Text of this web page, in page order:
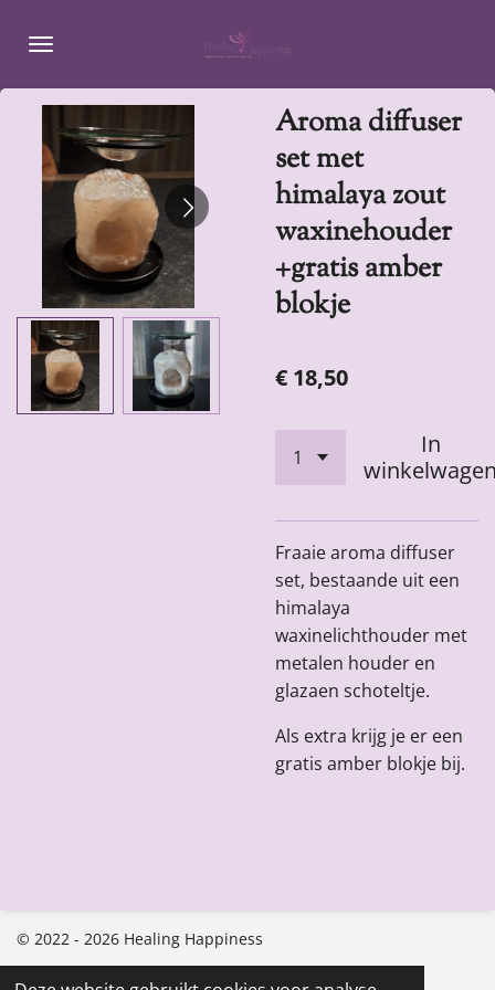
direct
hoofdinhoud
Aroma diffuser
set met
himalaya zout
waxinehouder
+gratis amber
blokje
€ 18,50
In
Fraaie aroma diffuser
set, bestaande uit een
himalaya
waxinelichthouder met
metalen houder en
glazaen schoteltje.
Als extra krijg je er een
gratis amber blokje bij.
© 2022 - 2026 Healing Happiness